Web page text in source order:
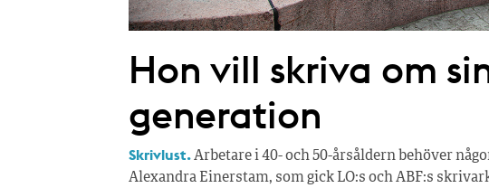
Hon vill skriva om
generation
Skrivlust.Arbetare i 40- och 50-årsåldern behöver
Alexandra Einerstam, som gick LO:s och ABF:s